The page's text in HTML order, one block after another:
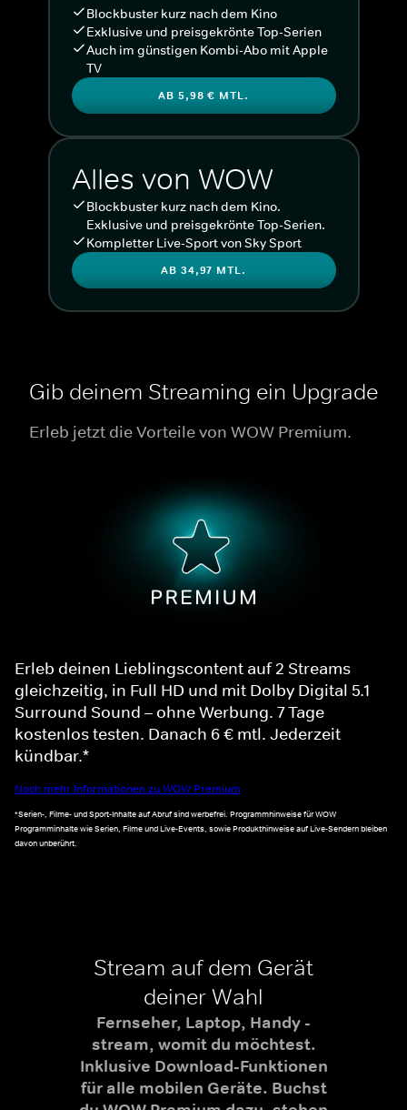
Blockbuster kurz nach dem Kino
Exklusive und preisgekrönte Top-Serien
Auch im günstigen Kombi-Abo mit Apple
TV
AB 5,98 € MTL.
Alles von WOW
Blockbuster kurz nach dem Kino.
Exklusive und preisgekrönte Top-Serien.
Kompletter Live-Sport von Sky Sport
AB 34,97 MTL.
Gib deinem Streaming ein Upgrade
Erleb jetzt die Vorteile von WOW Premium.
Erleb deinen Lieblingscontent auf 2 Streams
gleichzeitig, in Full HD und mit Dolby Digital 5.1
Surround Sound – ohne Werbung. 7 Tage
kostenlos testen. Danach 6 € mtl. Jederzeit
kündbar.*
Noch mehr Informationen zu WOW Premium
*Serien-, Filme- und Sport-Inhalte auf Abruf sind werbefrei. Programmhinweise für WOW
Programminhalte wie Serien, Filme und Live-Events, sowie Produkthinweise auf Live-Sendern bleiben
davon unberührt.
Stream auf dem Gerät
deiner Wahl
Fernseher, Laptop, Handy -
stream, womit du möchtest.
Inklusive Download-Funktionen
für alle mobilen Geräte. Buchst